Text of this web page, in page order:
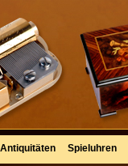
Antiquitäten Spieluhren